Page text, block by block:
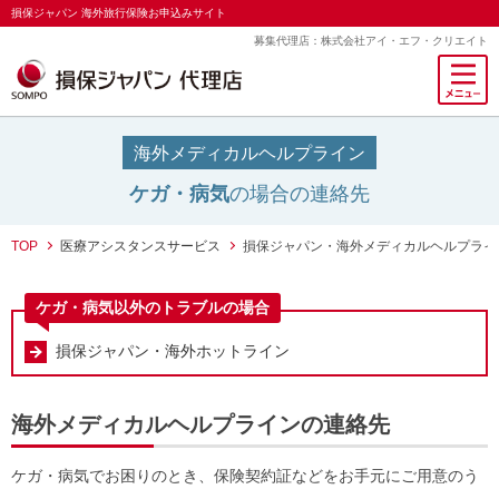
損保ジャパン 海外旅行保険お申込みサイト
募集代理店：株式会社アイ・エフ・クリエイト
海外メディカルヘルプライン
ケガ・病気の場合の連絡先
TOP 医療アシスタンスサービス 損保ジャパン・海外メディカルヘルプラ
ケガ・病気以外のトラブルの場合
損保ジャパン・海外ホットライン
海外メディカルヘルプラインの連絡先
ケガ・病気でお困りのとき、保険契約証などをお手元にご用意のう